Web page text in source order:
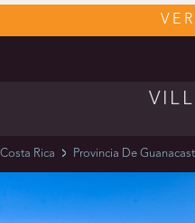
Costa Rica Provincia De